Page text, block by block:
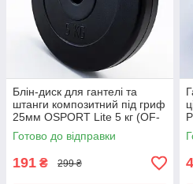
Блін-диск для гантелі та
штанги композитний під гриф
25мм OSPORT Lite 5 кг (OF-
0142)
Готово до відправки
191 ₴ 299 ₴